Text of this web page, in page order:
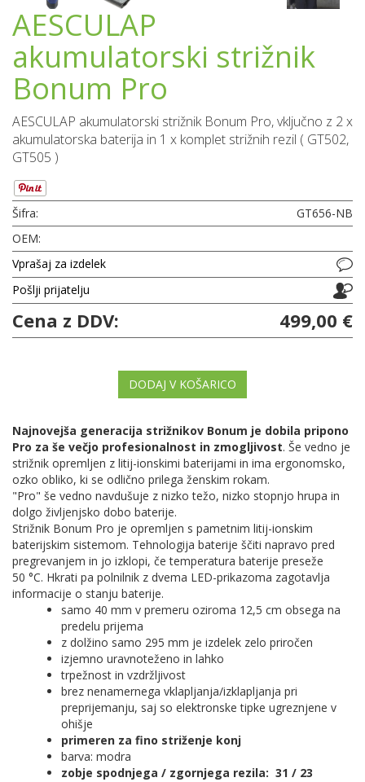
AESCULAP
akumulatorski strižnik
Bonum Pro
AESCULAP akumulatorski strižnik Bonum Pro, vključno z 2 x
akumulatorska baterija in 1 x komplet strižnih rezil ( GT502,
GT505 )
Šifra:
GT656-NB
OEM:
Vprašaj za izdelek
Pošlji prijatelju
Cena z DDV: 499,00 €
DODAJ V KOŠARICO
Najnovejša generacija strižnikov Bonum je dobila pripono
Pro za še večjo profesionalnost in zmogljivost. Še vedno je
strižnik opremljen z litij-ionskimi baterijami in ima ergonomsko,
ozko obliko, ki se odlično prilega ženskim rokam.
"Pro" še vedno navdušuje z nizko težo, nizko stopnjo hrupa in
dolgo življenjsko dobo baterije.
Strižnik Bonum Pro je opremljen s pametnim litij-ionskim
baterijskim sistemom. Tehnologija baterije ščiti napravo pred
pregrevanjem in jo izklopi, če temperatura baterije preseže
50 °C. Hkrati pa polnilnik z dvema LED-prikazoma zagotavlja
informacije o stanju baterije.
samo 40 mm v premeru oziroma 12,5 cm obsega na
predelu prijema
z dolžino samo 295 mm je izdelek zelo priročen
izjemno uravnoteženo in lahko
trpežnost in vzdržljivost
brez nenamernega vklapljanja/izklapljanja pri
preprijemanju, saj so elektronske tipke ugreznjene v
ohišje
primeren za fino striženje konj
barva: modra
zobje spodnjega / zgornjega rezila: 31 / 23